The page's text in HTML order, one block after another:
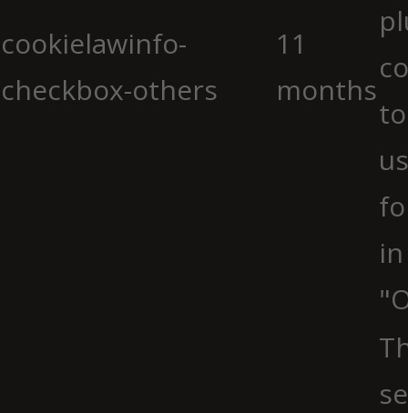
cookielawinfo-
checkbox-others
11
months